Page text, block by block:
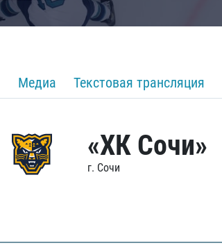
Медиа Текстовая трансляция
«ХК Сочи»
г. Сочи